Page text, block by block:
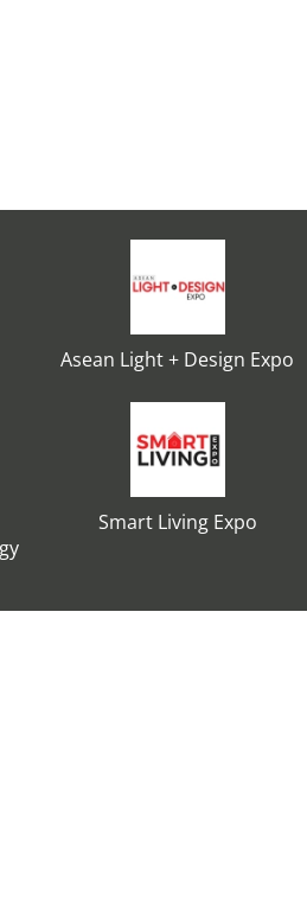
Asean Light + Design Expo
Smart Living Expo